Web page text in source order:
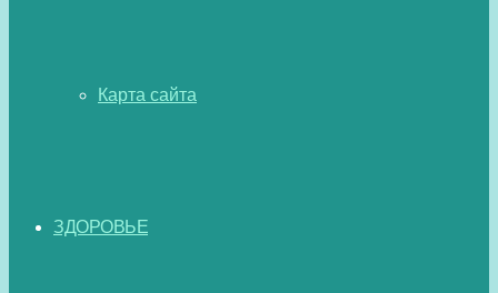
Карта сайта
ЗДОРОВЬЕ